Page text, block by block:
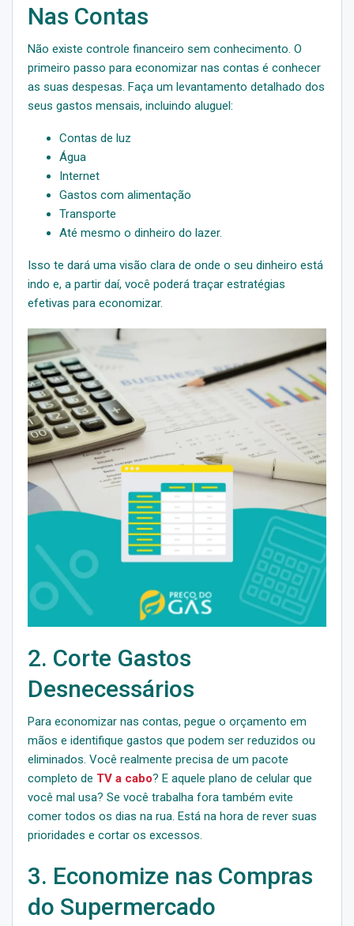
Nas Contas
Não existe controle financeiro sem conhecimento. O
primeiro passo para economizar nas contas é conhecer
as suas despesas. Faça um levantamento detalhado dos
seus gastos mensais, incluindo aluguel:
Contas de luz
Água
Internet
Gastos com alimentação
Transporte
Até mesmo o dinheiro do lazer.
Isso te dará uma visão clara de onde o seu dinheiro está
indo e, a partir daí, você poderá traçar estratégias
efetivas para economizar.
2. Corte Gastos
Desnecessários
Para economizar nas contas, pegue o orçamento em
mãos e identifique gastos que podem ser reduzidos ou
eliminados. Você realmente precisa de um pacote
completo de TV a cabo? E aquele plano de celular que
você mal usa? Se você trabalha fora também evite
comer todos os dias na rua. Está na hora de rever suas
prioridades e cortar os excessos.
3. Economize nas Compras
do Supermercado